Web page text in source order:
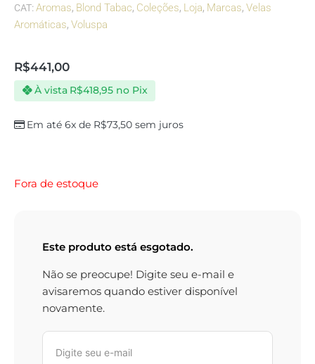
CAT:Aromas, Blond Tabac, Coleções, Loja, Marcas, Velas
Aromáticas, Voluspa
R$441,00
Em até 6x de R$73,50 sem juros
À vista R$418,95 no Pix
Fora de estoque
Este produto está esgotado.
Não se preocupe! Digite seu e-mail e
avisaremos quando estiver disponível
novamente.